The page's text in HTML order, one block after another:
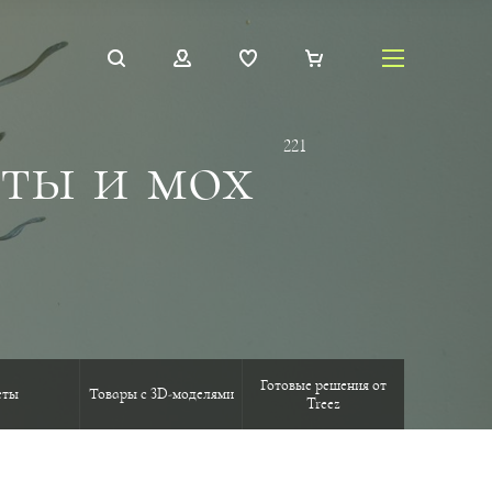
и мох 221
Товары с 3D-моделями
Готовые решения от
Treez